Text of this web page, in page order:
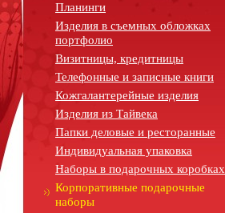
Планинги
Изделия в съемных обложках
портфолио
Визитницы, кредитницы
Телефонные и записные книги
Кожгалантерейные изделия
Изделия из Тайвека
Папки деловые и ресторанные
Индивидуальная упаковка
Наборы в подарочных коробках
Корпоративные подарочные
наборы